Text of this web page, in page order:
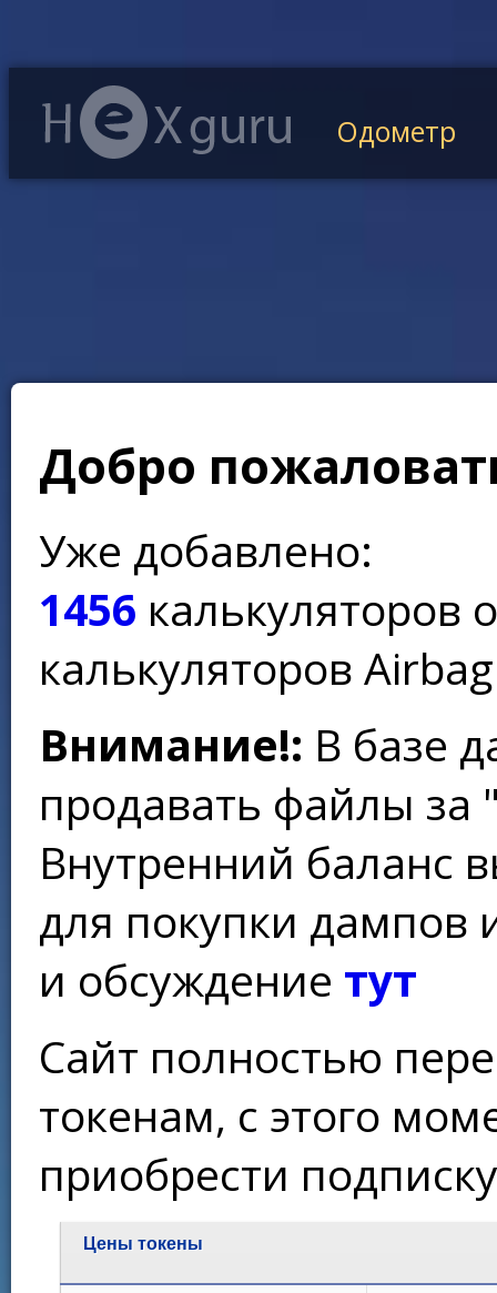
Одометр
Добро
Уже добавлено:
1456 калькуляторов
калькуляторов Airbag
Внимание!: В базе
продавать файлы за
Внутренний баланс
для покупки дампов
и обсуждение тут
Сайт полностью
токенам, с этого
приобрести
Цены токены